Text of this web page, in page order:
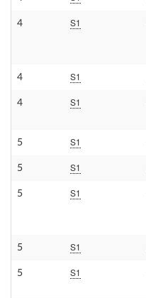
4 S1
4 S1
4 S1
5 S1
5 S1
5 S1
5 S1
5 S1